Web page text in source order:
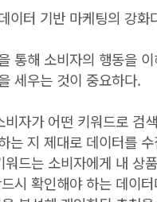
이터 기반 마케팅의 강화
통해 소비자의 행동을
세우는 것이 중요하다.
비자가 어떤 키워드로 검
는 지 제대로 데이터를
워드는 소비자에게 내 상
시 확인해야 하는 데이